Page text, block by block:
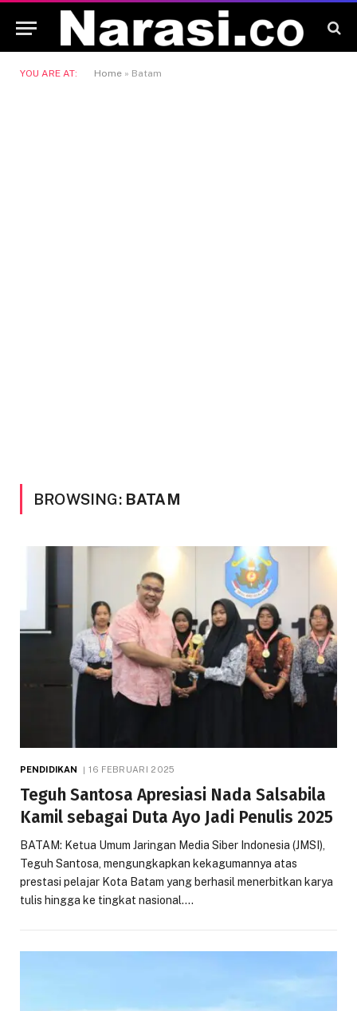
YOU ARE AT: Home » Batam
BROWSING: BATAM
PENDIDIKAN 16 FEBRUARI 2025
Teguh Santosa Apresiasi Nada Salsabila
Kamil sebagai Duta Ayo Jadi Penulis 2025
BATAM: Ketua Umum Jaringan Media Siber Indonesia (JMSI),
Teguh Santosa, mengungkapkan kekagumannya atas
prestasi pelajar Kota Batam yang berhasil menerbitkan karya
tulis hingga ke tingkat nasional.…